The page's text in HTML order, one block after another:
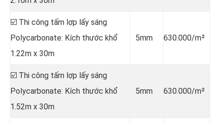
☑️ Thi công tấm lợp lấy sáng
Polycarbonate: Kích thước khổ
1.22m x 30m
5mm 630.000/m²
☑️ Thi công tấm lợp lấy sáng
Polycarbonate: Kích thước khổ
1.52m x 30m
5mm 630.000/m²